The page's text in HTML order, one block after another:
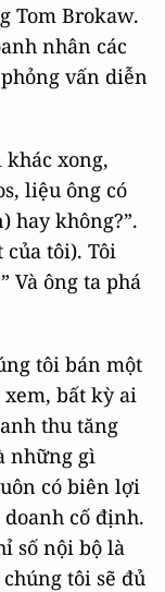
Tom Brokaw.
nhân các
vấn diễn
xong,
liệu ông có
hay không?”.
tôi). Tôi
Và ông ta phá
tôi bán một
bất kỳ ai
thu tăng
những gì
có biên lợi
cố định.
số nội bộ là
tôi sẽ đủ